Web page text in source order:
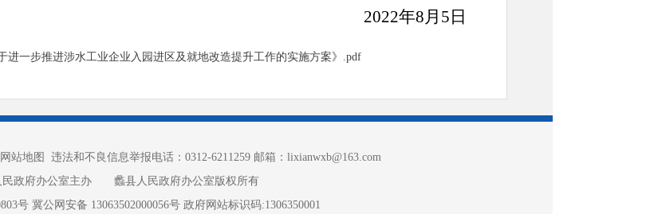
2022年8月5日
于进一步推进涉水工业企业入园进区及就地改造提升工作的实施方案》.pdf
网站地图
违法和不良信息举报电话：0312-6211259 邮箱：lixianwxb@163.com
民政府办公室主办 蠡县人民政府办公室版权所有
号 冀公网安备 13063502000056号 政府网站标识码:1306350001